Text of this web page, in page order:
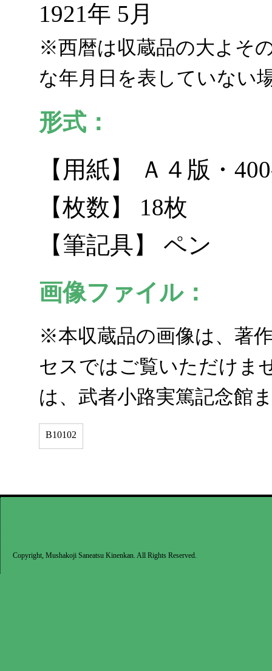
1921年 5月
※西暦は収蔵品の大よそ
な年月日を表していない
形式：
【用紙】 Ａ４版・
【枚数】 18枚
【筆記具】 ペン
画像ファイル：
※本収蔵品の画像は、著
セスではご覧いただけま
は、武者小路実篤記念館
B10102
Copyright, Mushakoji Saneatsu Kinenkan. All Rights Reserved.